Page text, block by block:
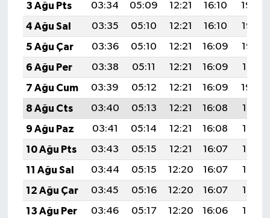
3 Ağu Pts
03:34 05:09 12:21 16:10
19:24
4 Ağu Sal
03:35 05:10 12:21 16:10
19:23
5 Ağu Çar
03:36 05:10 12:21 16:09
19:22
6 Ağu Per
03:38 05:11 12:21 16:09
19:21
7 Ağu Cum
03:39 05:12 12:21 16:09
19:20
8 Ağu Cts
03:40 05:13 12:21 16:08
19:19
9 Ağu Paz
03:41 05:14 12:21 16:08
19:18
10 Ağu Pts
03:43 05:15 12:21 16:07
19:17
11 Ağu Sal
03:44 05:15 12:20 16:07
19:16
12 Ağu Çar
03:45 05:16 12:20 16:07
19:14
13 Ağu Per
03:46 05:17 12:20 16:06
19:13